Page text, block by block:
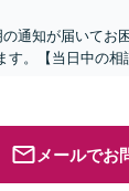
通知が届いてお
。【当日中の相
メールでお